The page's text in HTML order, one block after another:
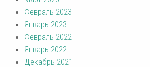
Февраль 2023
Январь 2023
Февраль 2022
Январь 2022
Декабрь 2021